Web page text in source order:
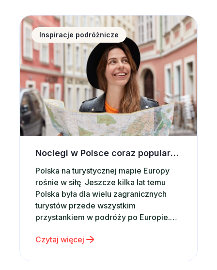
Noclegi w Polsce coraz popularniejsze wśród
Inspiracje podróżnicze
Noclegi w Polsce coraz popularniejsze wśród zagranicznych turystów. Co przyciąga ich do naszego kraju?
Polska na turystycznej mapie Europy
rośnie w siłę Jeszcze kilka lat temu
Polska była dla wielu zagranicznych
turystów przede wszystkim
przystankiem w podróży po Europie.
celem wakacyjnych wyjazdów.
2025 roku Polskę odwiedziło 21,4 mln
Czytaj więcej